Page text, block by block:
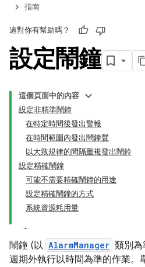
指南
這對你有幫助嗎？
設定鬧鐘
這個頁面中的內容
設定非精準鬧鐘
在特定時間後發出警報
在時間範圍內發出鬧鐘聲
以大致規律的間隔重複發出鬧鈴
設定精確鬧鐘
可能不需要精確鬧鐘的用途
設定精確鬧鐘的方式
系統資源耗用量
鬧鐘 (以 AlarmManager 類別為
週期外執行以時間為準的作業。